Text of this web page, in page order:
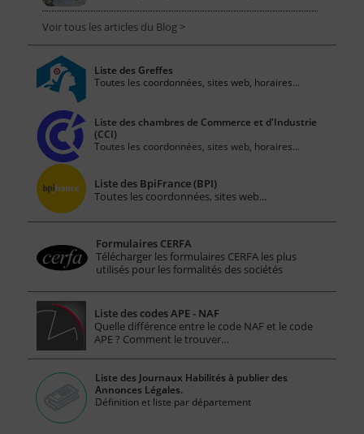
Voir tous les articles du Blog >
Liste des Greffes
Toutes les coordonnées, sites web, horaires...
Liste des chambres de Commerce et d'Industrie
(CCI)
Toutes les coordonnées, sites web, horaires...
Liste des BpiFrance (BPI)
Toutes les coordonnées, sites web...
Formulaires CERFA
Télécharger les formulaires CERFA les plus
utilisés pour les formalités des sociétés
Liste des codes APE - NAF
Quelle différence entre le code NAF et le code
APE ? Comment le trouver…
Liste des Journaux Habilités à publier des
Annonces Légales.
Définition et liste par département